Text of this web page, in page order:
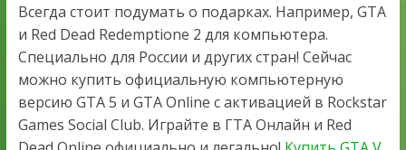
Всегда стоит подумать о подарках. Например, GTA
и Red Dead Redemptione 2 для компьютера.
Специально для России и других стран! Сейчас
можно купить официальную компьютерную
версию GTA 5 и GTA Online с активацией в Rockstar
Games Social Club. Играйте в ГТА Онлайн и Red